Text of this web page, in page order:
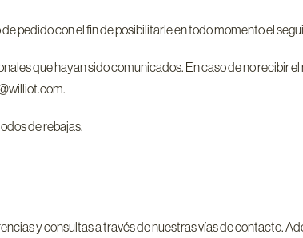
pedido con el fin de posibilitarle en todo momento el
que hayan sido comunicados. En caso de no recibir el
de rebajas.
y consultas a través de nuestras vías de contacto.